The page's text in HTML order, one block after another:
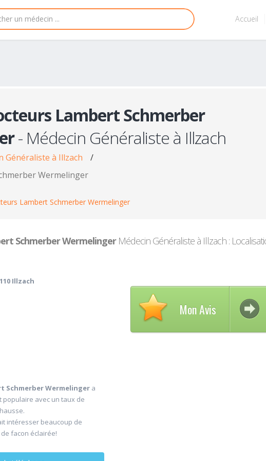
Accueil
Lambert Schmerber
- Médecin Généraliste à Illzach
Généraliste à Illzach
/
Wermelinger
Lambert Schmerber Wermelinger
Schmerber WermelingerMédecin Généraliste à Illzach :
Illzach
Schmerber Wermelinger a
populaire avec un taux de
intéresser beaucoup de
facon éclairée!
Mon Avis